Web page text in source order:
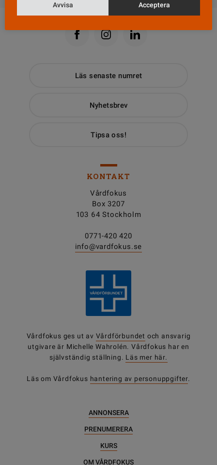
Läs senaste numret
Nyhetsbrev
Tipsa oss!
KONTAKT
Vårdfokus
Box 3207
103 64 Stockholm
0771-420 420
info@vardfokus.se
Vårdfokus ges ut av Vårdförbundet och ansvarig
utgivare är Michelle Wahrolén. Vårdfokus har en
självständig ställning. Läs mer här.
Läs om Vårdfokus hantering av personuppgifter.
ANNONSERA
PRENUMERERA
KURS
OM VÅRDFOKUS
Avvisa Acceptera